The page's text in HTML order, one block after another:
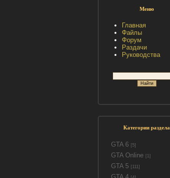
Меню
Главная
Файлы
Форум
Раздачи
Руководства
Категории раздела
GTA 6 [5]
GTA Online [1]
GTA 5 [111]